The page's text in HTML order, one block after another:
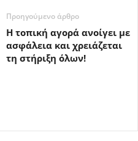
Προηγούμενο άρθρο
Η τοπική αγορά ανοίγει με
ασφάλεια και χρειάζεται
τη στήριξη όλων!